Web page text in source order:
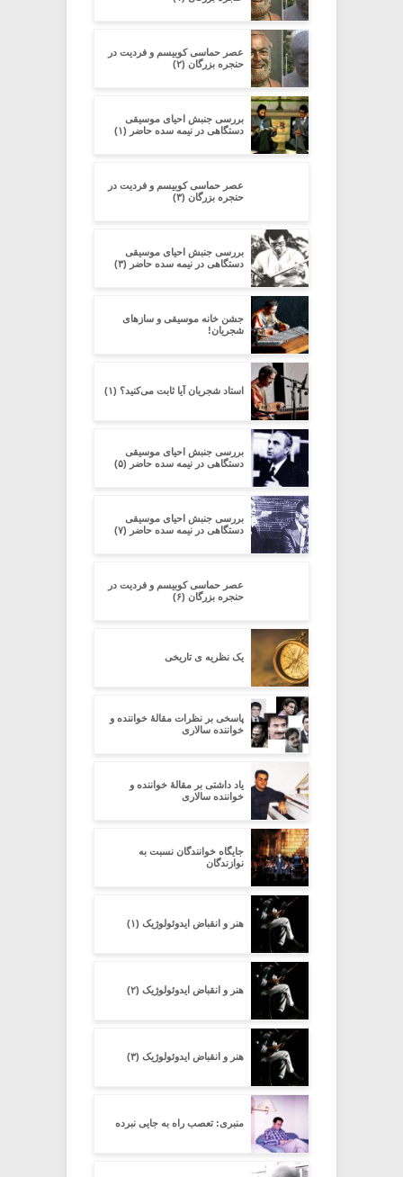
عصر حماسی کوبیسم و فردیت در
حنجره بزرگان (۲)
بررسی جنبش احیای موسیقی
دستگاهی در نیمه سده‌ حاضر (۱)
عصر حماسی کوبیسم و فردیت در
حنجره بزرگان (۳)
بررسی جنبش احیای موسیقی
دستگاهی در نیمه سده‌ حاضر (۳)
جشن خانه موسیقی و سازهای
شجریان!
استاد شجریان آیا ثابت می‌کنید؟ (۱)
بررسی جنبش احیای موسیقی
دستگاهی در نیمه سده‌ حاضر (۵)
بررسی جنبش احیای موسیقی
دستگاهی در نیمه سده‌ حاضر (۷)
عصر حماسی کوبیسم و فردیت در
حنجره بزرگان (۶)
یک نظریه ی تاریخی
پاسخی بر نظرات مقالۀ خواننده و
خواننده سالاری
یاد داشتی بر مقالۀ خواننده و
خواننده سالاری
جایگاه خوانندگان نسبت به
نوازندگان
هنر و انقباض ایدوئولوژیک (۱)
هنر و انقباض ایدوئولوژیک (۲)
هنر و انقباض ایدوئولوژیک (۳)
منبری: تعصب راه به جایی نبرده